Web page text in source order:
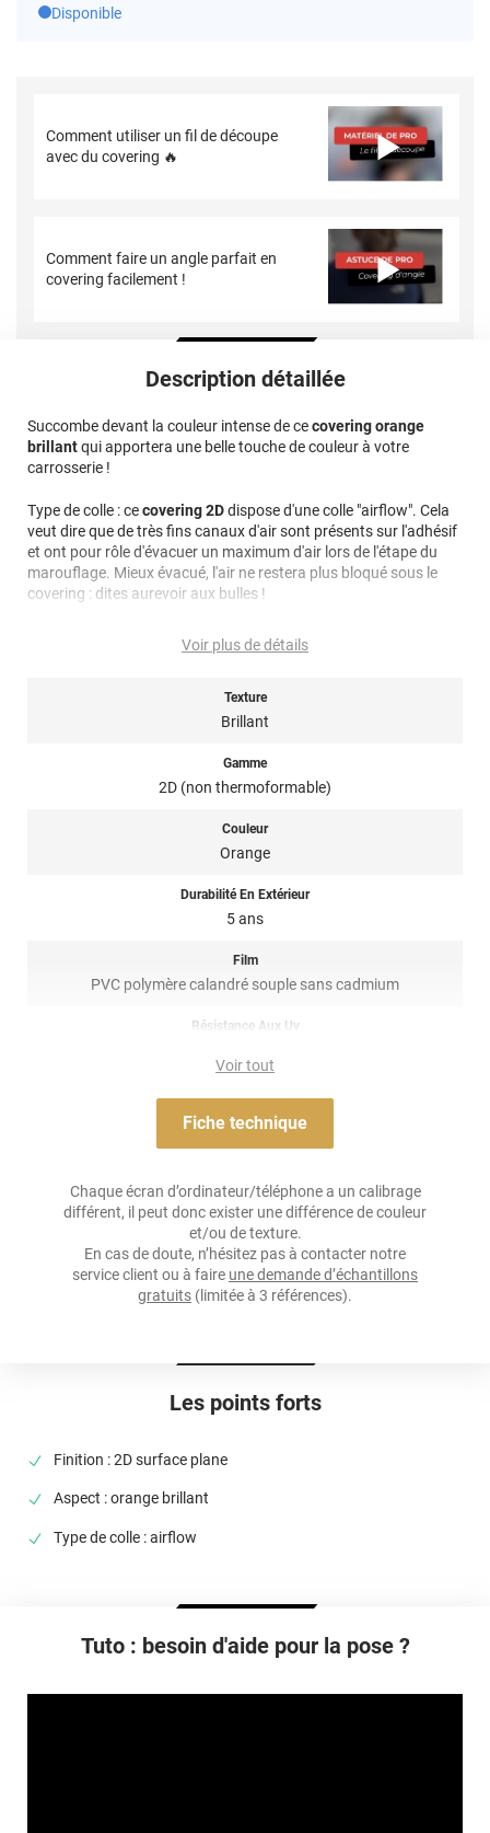
Disponible
Comment utiliser un fil de découpe
avec du covering 🔥
Comment faire un angle parfait en
covering facilement !
Les points forts
Finition : 2D surface plane
Aspect : orange brillant
Type de colle : airflow
Description détaillée
Succombe devant la couleur intense de cecovering orange
brillantqui apportera une belle touche de couleur à votre
carrosserie !
Type de colle : cecovering 2Ddispose d'une colle "airflow". Cela
veut dire que de très fins canaux d'air sont présents sur l'adhésif
et ont pour rôle d'évacuer un maximum d'air lors de l'étape du
marouflage. Mieux évacué, l'air ne restera plus bloqué sous le
covering : dites aurevoir aux bulles !
Note importante : faire son choix entre un covering 2D ou 3D ?
dire qu’il est non thermoformable. Il n’est donc pas sensible à la
chaleur, il est conseillé dans la pose de covering sur des surfaces
de bulles. Il est fortement déconseillé pour un total covering mais
plutôt utilisé en partiel covering. Un doute ? N’hésitez pas à
Ce covering auto orange brillant 2D de la marque Variance Auto
Voir plus de détails
Texture
Brillant
Gamme
2D (non thermoformable)
Couleur
Orange
Durabilité En Extérieur
5 ans
Film
PVC polymère calandré souple sans cadmium
Résistance Aux Uv
Acrylique permanent transparent ou gris
Épaisseur
75 µ
Température D'application
Type De Pose
Voir tout
Fiche technique
Chaque écran d’ordinateur/téléphone a un calibrage
différent, il peut donc exister une différence de couleur
et/ou de texture.
En cas de doute, n’hésitez pas à contacter notre
service client ou à faire une demande d’échantillons
gratuits (limitée à 3 références).
Tuto : besoin d'aide pour la pose ?